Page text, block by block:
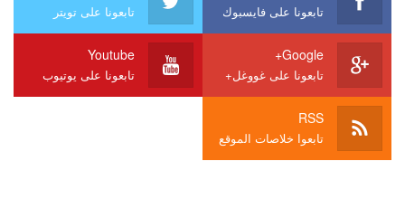
تابعونا على فايسبوك تابعونا على تويتر
Google+
تابعونا على غووغل+
Youtube
تابعونا على يوتيوب
RSS
تابعوا خلاصات الموقع